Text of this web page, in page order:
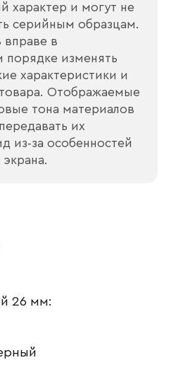
характер и могут не
серийным образцам.
вправе в
порядке изменять
характеристики и
Отображаемые
тона материалов
их
из‑за особенностей
26 мм:
организации